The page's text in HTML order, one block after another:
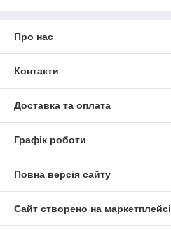
Про нас
Контакти
Доставка та оплата
Графік роботи
Повна версія сайту
Сайт створено на маркетплейсі